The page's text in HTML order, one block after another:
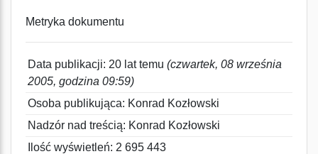
Metryka dokumentu
Data publikacji: 20 lat temu (czwartek, 08 września
2005, godzina 09:59)
Osoba publikująca: Konrad Kozłowski
Nadzór nad treścią: Konrad Kozłowski
Ilość wyświetleń: 2 695 443